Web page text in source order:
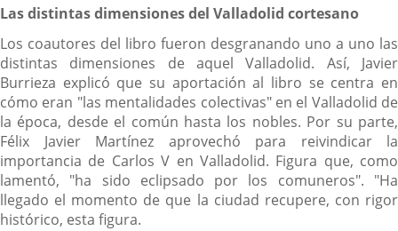
Las distintas dimensiones del Valladolid cortesano
Los coautores del libro fueron desgranando uno a uno las
distintas dimensiones de aquel Valladolid. Así, Javier
Burrieza explicó que su aportación al libro se centra en
cómo eran "las mentalidades colectivas" en el Valladolid de
la época, desde el común hasta los nobles. Por su parte,
Félix Javier Martínez aprovechó para reivindicar la
importancia de Carlos V en Valladolid. Figura que, como
lamentó, "ha sido eclipsado por los comuneros". "Ha
llegado el momento de que la ciudad recupere, con rigor
histórico, esta figura.